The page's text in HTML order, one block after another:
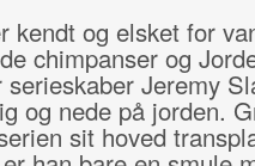
kendt og elsket for
chimpanser og
Jeremy
og nede på jorden.
sit hoved